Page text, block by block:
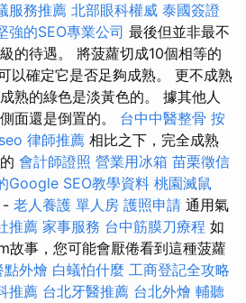
服務推薦 北部眼科權威 泰國簽證
強的SEO專業公司 最後但並非最不
的待遇。 將菠蘿切成10個相等的
以確定它是否足夠成熟。 更不成熟
熟的綠色是淡黃色的。 據其他人
面還是倒置的。 台中中醫整骨 按
律師推薦 相比之下，完全成熟
會計師證照 營業用冰箱 苗栗徵信
Google SEO教學資料 桃園滅鼠
- 老人養護 單人房 護照申請 通用氣
推薦 家事服務 台中筋膜刀療程 如
故事，您可能會厭倦看到這種菠蘿
點外燴 白蟻怕什麼 工商登記全攻略
推薦 台北牙醫推薦 台北外燴 輔聽